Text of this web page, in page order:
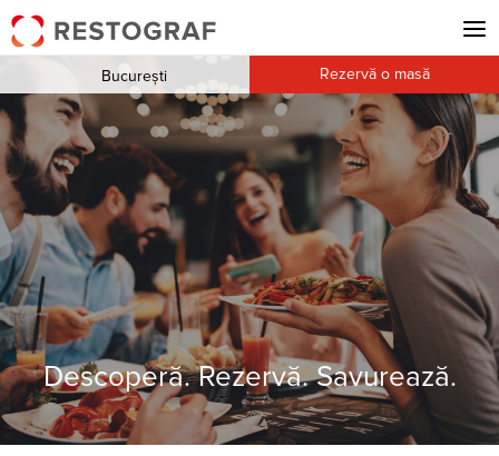
Descoperă. Rezervă. Savurează.
București Rezervă o masă